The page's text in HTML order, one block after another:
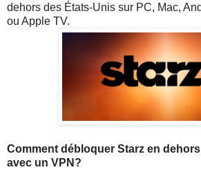
dehors des États-Unis sur PC, Mac,
ou Apple TV.
Comment débloquer Starz en
avec un VPN?